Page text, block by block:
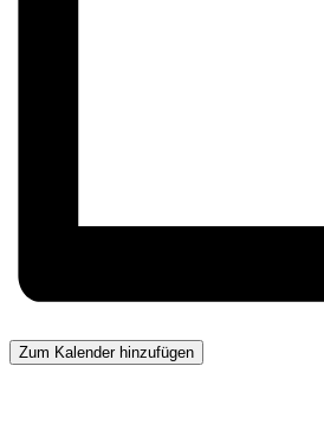
Zum Kalender hinzufügen